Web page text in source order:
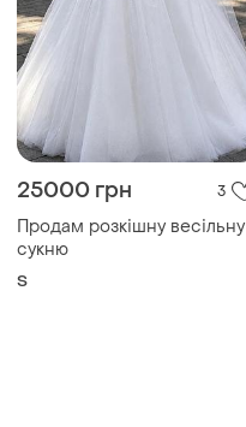
25000 грн 3
Продам розкішну весільну
сукню
S